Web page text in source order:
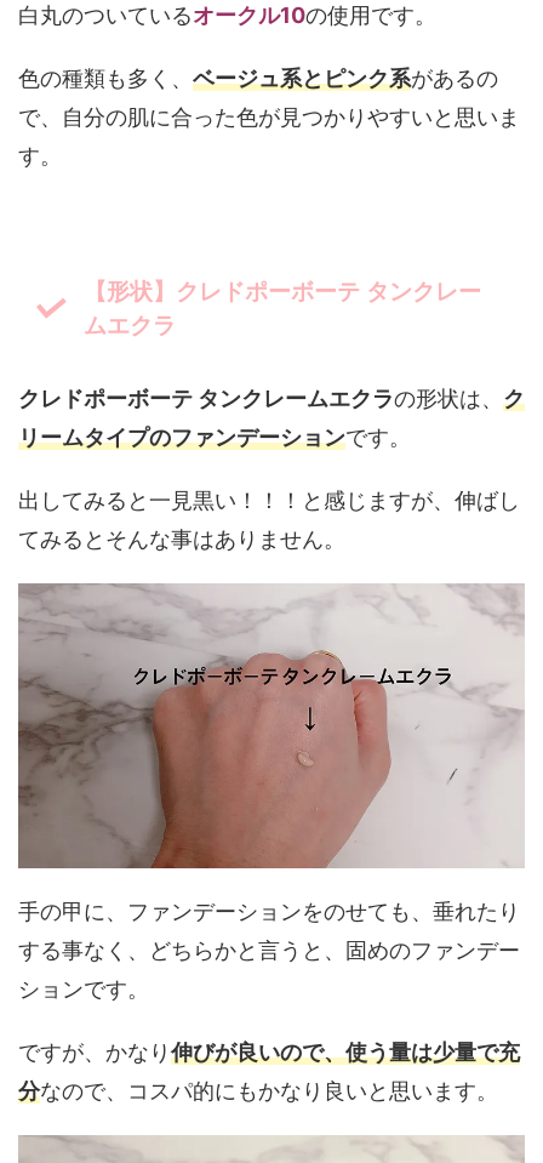
白丸のついているオークル10の使用です。
色の種類も多く、 ベージュ系とピンク系があるの
で、自分の肌に合った色が見つかりやすいと思いま
す。
【形状】クレドポーボーテ タンクレー
ムエクラ
クレドポーボーテ タンクレームエクラの形状は、 ク
リームタイプのファンデーションです。
出してみると一見黒い！！！と感じますが、伸ばし
てみるとそんな事はありません。
手の甲に、ファンデーションをのせても、垂れたり
する事なく、どちらかと言うと、固めのファンデー
ションです。
ですが、かなり伸びが良いので、使う量は少量で充
分なので、コスパ的にもかなり良いと思います。